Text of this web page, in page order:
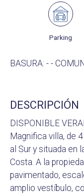
Parking
BASURA: - -
DESCRIPCIÓN
DISPONIBLE
Magnifica villa, de
al Sur y situada en
Costa. A la
pavimentado,
amplio vestíbulo,